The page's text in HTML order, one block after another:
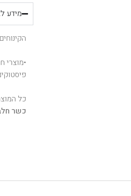
מידע
•מוצרי
כל
כשר